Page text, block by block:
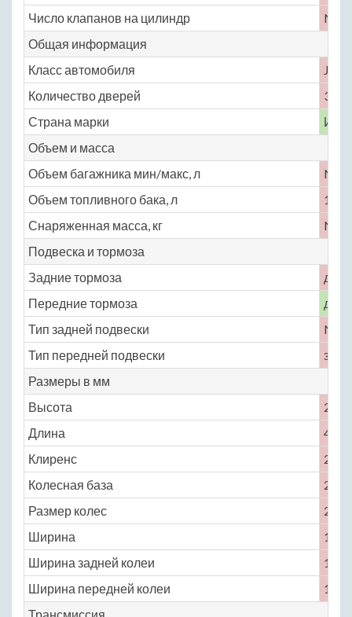
Число клапанов на цилиндр
No
Общая информация
Класс автомобиля
J
Количество дверей
3
Страна марки
Объем и масса
Объем багажника мин/макс, л
No
Объем топливного бака, л
100
Снаряженная масса, кг
No
Подвеска и тормоза
Задние тормоза
Передние тормоза
Тип задней подвески
No
Тип передней подвески
Размеры в мм
Высота
2000
Длина
4228
Клиренс
200
Колесная база
2786
Размер колес
235
Ширина
1750
Ширина задней колеи
1486
Ширина передней колеи
1486
Трансмиссия